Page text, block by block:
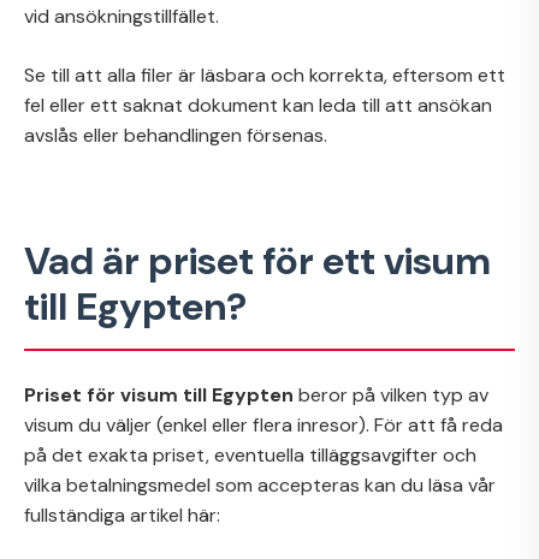
vid ansökningstillfället.
Se till att alla filer är läsbara och korrekta, eftersom ett
fel eller ett saknat dokument kan leda till att ansökan
avslås eller behandlingen försenas.
Vad är priset för ett visum
till Egypten?
Priset för visum till Egypten beror på vilken typ av
visum du väljer (enkel eller flera inresor). För att få reda
på det exakta priset, eventuella tilläggsavgifter och
vilka betalningsmedel som accepteras kan du läsa vår
fullständiga artikel här: